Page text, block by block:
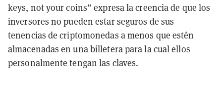
keys, not your coins” expresa la creencia de que los
inversores no pueden estar seguros de sus
tenencias de criptomonedas a menos que estén
almacenadas en una billetera para la cual ellos
personalmente tengan las claves.